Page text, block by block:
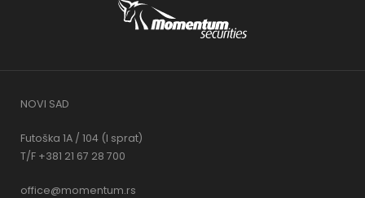
NOVI SAD
Futoška 1A / 104 (I sprat)
T/F +381 21 67 28 700
office@momentum.rs